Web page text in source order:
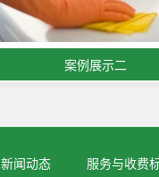
案例展示二
新闻动态 服务与收费